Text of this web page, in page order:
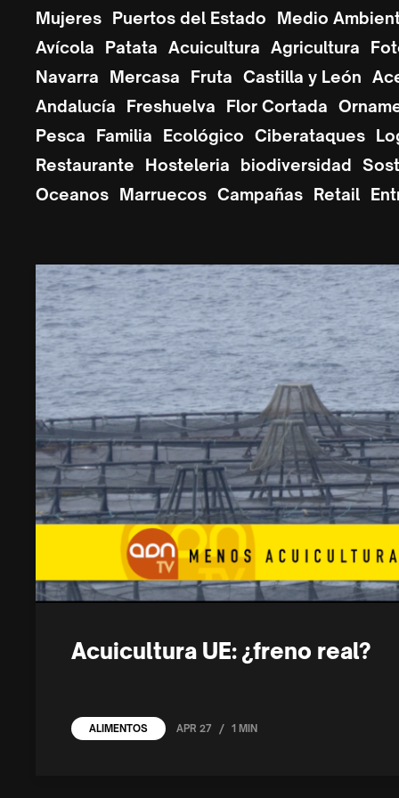
Mujeres Puertos del Estado
Medio
Avícola
Patata Acuicultura Agricultura
Navarra
Mercasa Fruta Castilla y León
Andalucía
Freshuelva Flor Cortada
Pesca
Familia Ecológico Ciberataques
Restaurante
Hosteleria biodiversidad
Oceanos Marruecos Campañas Retail
Acuicultura UE: ¿freno real?
ALIMENTOS APR 27 / 1 MIN